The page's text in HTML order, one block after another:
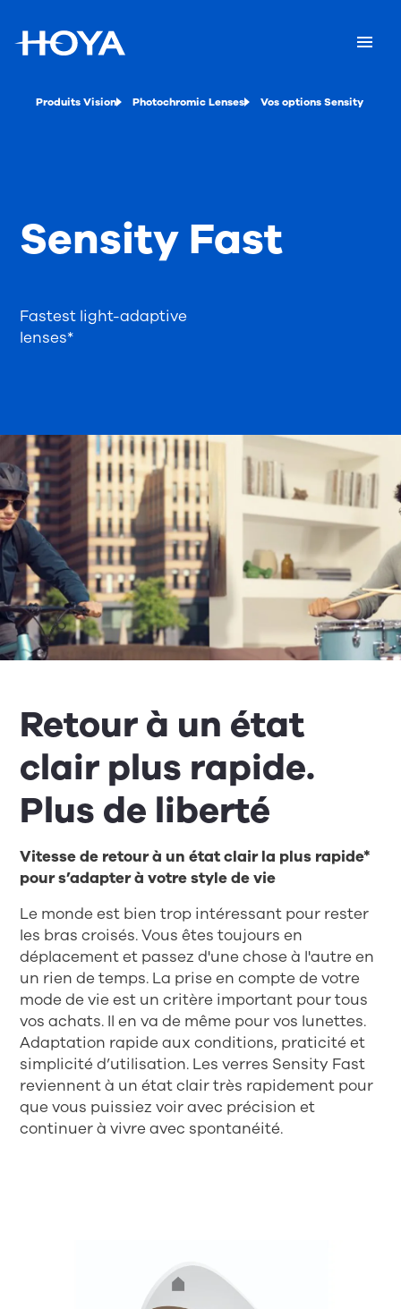
Produits Vision Photochromic Lenses Vos options Sensity
Fastest light-adaptive
lenses*
Sensity Fast
Retour à un état
clair plus rapide.
Plus de liberté
Vitesse de retour à un état clair la plus rapide*
pour s’adapter à votre style de vie
Le monde est bien trop intéressant pour rester
les bras croisés. Vous êtes toujours en
déplacement et passez d'une chose à l'autre en
un rien de temps. La prise en compte de votre
mode de vie est un critère important pour tous
vos achats. Il en va de même pour vos lunettes.
Adaptation rapide aux conditions, praticité et
simplicité d’utilisation. Les verres Sensity Fast
reviennent à un état clair très rapidement pour
que vous puissiez voir avec précision et
continuer à vivre avec spontanéité.